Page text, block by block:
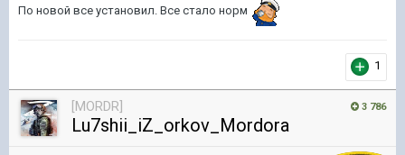
По новой все установил. Все стало норм
1
3 786
[MORDR]
Lu7shii_iZ_orkov_Mordora